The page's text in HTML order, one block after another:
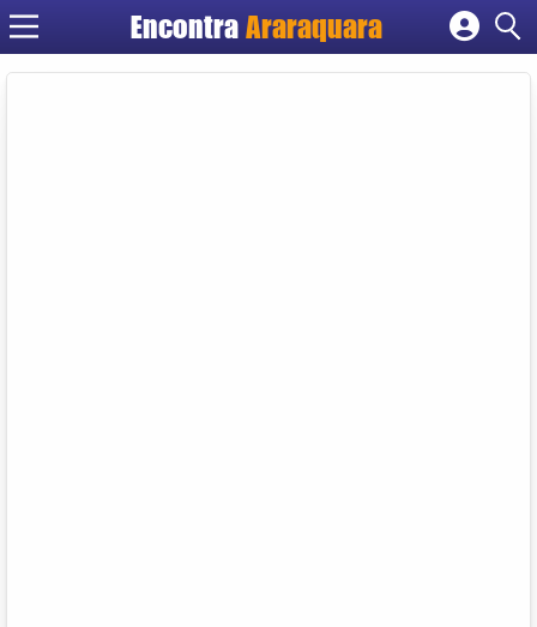
EncontraAraraquara
Cadastrar empresa